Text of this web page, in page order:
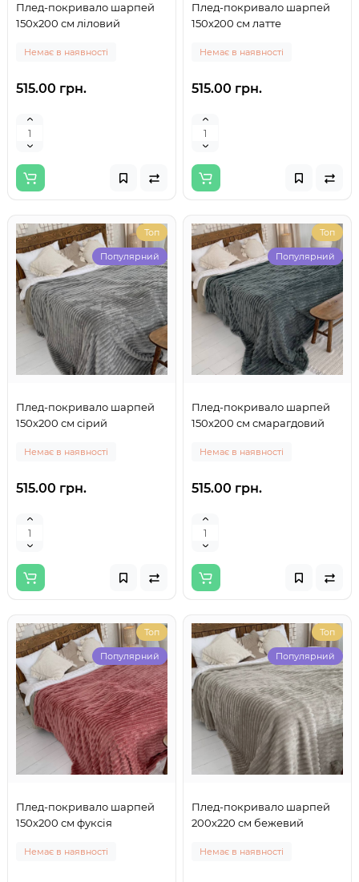
Плед-покривало шарпей
150х200 см ліловий
Немає в наявності
515.00 грн.
Плед-покривало шарпей
150х200 см латте
Немає в наявності
515.00 грн.
Топ
Популярний
Плед-покривало шарпей
150х200 см сірий
Немає в наявності
515.00 грн.
Топ
Популярний
Плед-покривало шарпей
150х200 см смарагдовий
Немає в наявності
515.00 грн.
Топ
Популярний
Плед-покривало шарпей
150х200 см фуксія
Немає в наявності
Топ
Популярний
Плед-покривало шарпей
200х220 см бежевий
Немає в наявності